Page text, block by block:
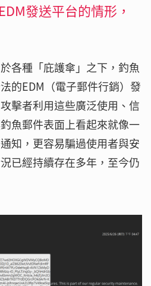
發送平台的情形，
各種「庇護傘」之下，釣魚
的EDM（電子郵件行銷）發
擊者利用這些廣泛使用、信
魚郵件表面上看起來就像一
知，更容易騙過使用者與安
已經持續存在多年，至今仍